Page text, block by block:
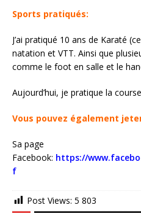
Sports pratiqués:
J’ai pratiqué 10 ans de Karaté
natation et VTT. Ainsi que
comme le foot en salle et le
Aujourd’hui, je pratique la
Vous pouvez également
Sa page
Facebook: https://
f
Post Views: 5 803